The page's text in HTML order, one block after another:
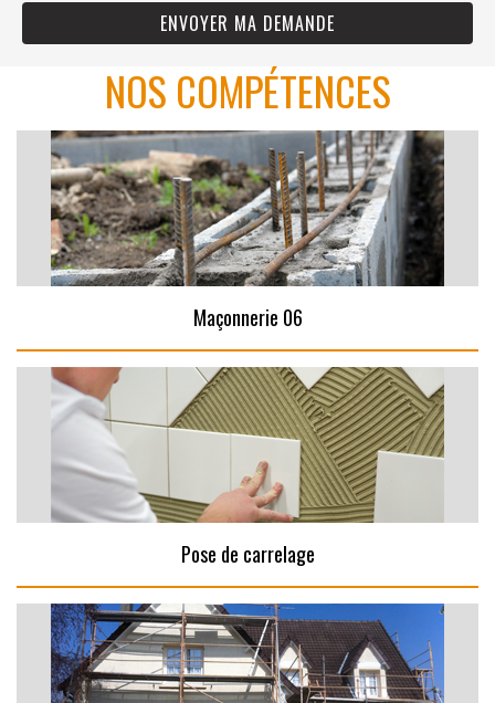
NOS COMPÉTENCES
Maçonnerie 06
Pose de carrelage